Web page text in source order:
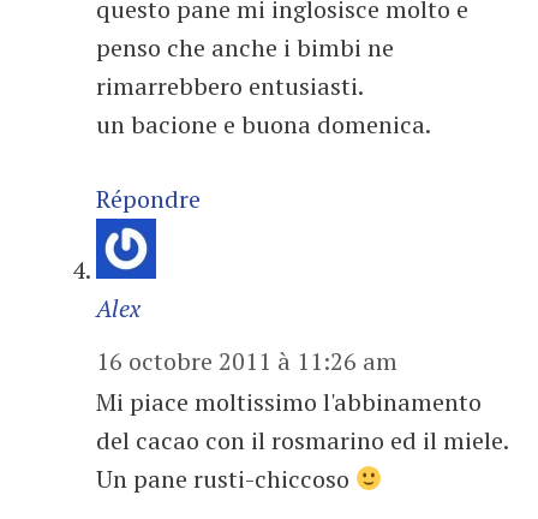
questo pane mi inglosisce molto e
penso che anche i bimbi ne
rimarrebbero entusiasti.
un bacione e buona domenica.
Répondre
Alex
16 octobre 2011 à 11:26 am
Mi piace moltissimo l'abbinamento
del cacao con il rosmarino ed il miele.
Un pane rusti-chiccoso